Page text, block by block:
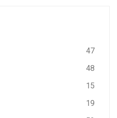
47
48
15
19